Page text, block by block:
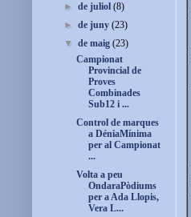
►de juliol(8)
►de juny(23)
▼de maig(23)
Campionat
Provincial de
Proves
Combinades
Sub12 i ...
Control de marques
a DéniaMínima
per al Campionat
...
Volta a peu
OndaraPòdiums
per a Ada Llopis,
Vera L...